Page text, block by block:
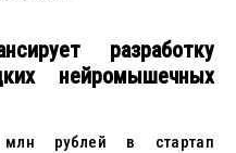
разработку
нейромышечных
млн рублей в стартап